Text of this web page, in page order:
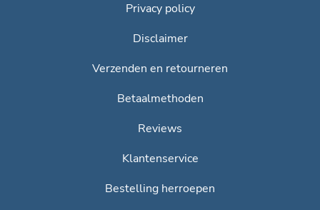
Privacy policy
Disclaimer
Verzenden en retourneren
Betaalmethoden
Reviews
Klantenservice
Bestelling herroepen